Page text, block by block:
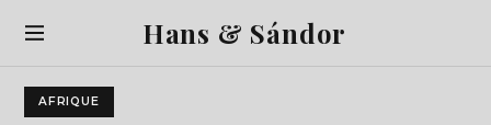
Hans & Sándor
AFRIQUE